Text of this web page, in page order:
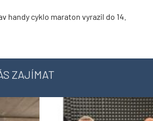
handy cyklo maraton vyrazil do 14.
ZAJÍMAT